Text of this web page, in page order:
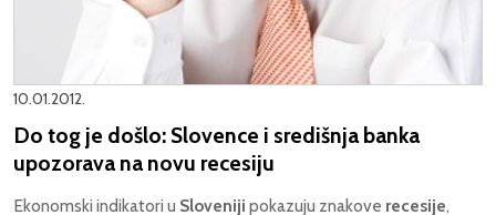
10.01.2012.
Do tog je došlo: Slovence i središnja banka
upozorava na novu recesiju
Ekonomski indikatori u Sloveniji pokazuju znakove recesije,